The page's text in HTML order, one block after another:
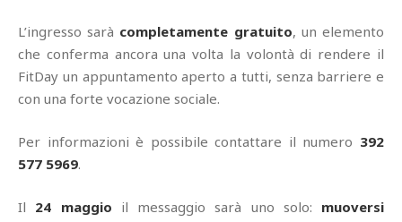
L’ingresso sarà completamente gratuito, un elemento
che conferma ancora una volta la volontà di rendere il
FitDay un appuntamento aperto a tutti, senza barriere e
con una forte vocazione sociale.
Per informazioni è possibile contattare il numero 392
577 5969.
Il 24 maggio il messaggio sarà uno solo: muoversi